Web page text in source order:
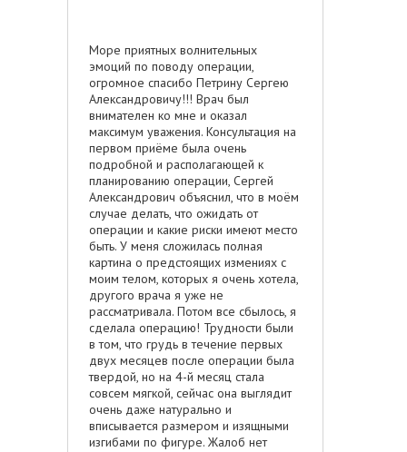
Море приятных волнительных
эмоций по поводу операции,
огромное спасибо Петрину Сергею
Александровичу!!! Врач был
внимателен ко мне и оказал
максимум уважения. Консультация на
первом приёме была очень
подробной и располагающей к
планированию операции, Сергей
Александрович объяснил, что в моём
случае делать, что ожидать от
операции и какие риски имеют место
быть. У меня сложилась полная
картина о предстоящих измениях с
моим телом, которых я очень хотела,
другого врача я уже не
рассматривала. Потом все сбылось, я
сделала операцию! Трудности были
в том, что грудь в течение первых
двух месяцев после операции была
твердой, но на 4-й месяц стала
совсем мягкой, сейчас она выглядит
очень даже натурально и
вписывается размером и изящными
изгибами по фигуре. Жалоб нет